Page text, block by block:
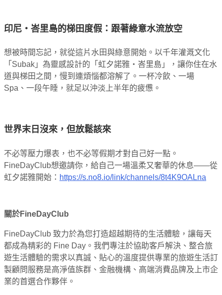
印尼・峇里島的梯田度假：跟著綠意水流放空
想被時間忘記，就從這片水田與綠意開始。以千年灌溉文化
「Subak」為靈感設計的「虹夕諾雅・峇里島」，讓你住在水
道與梯田之間，慢到連煩惱都溶解了。一杯冷飲、一場
Spa、一段午睡，就足以沖淡上半年的疲憊。
世界末日沒來，但放鬆該來
不必等壓力爆表，也不必等假期才對自己好一點。
FineDayClub想邀請你，給自己一場溫柔又奢華的休息——從
虹夕諾雅開始： https://s.no8.io/link/channels/8t4K9OALna
關於FineDayClub
FineDayClub 致力於為您打造超越期待的生活體驗，讓每天
都成為精彩的 Fine Day。我們專注於協助客戶解決、整合旅
遊生活體驗的需求以真誠、貼心的溫度提供專業的旅遊生活訂
製顧問服務是高淨值族群、金融機構、高端消費品牌及上市企
業的首選合作夥伴。